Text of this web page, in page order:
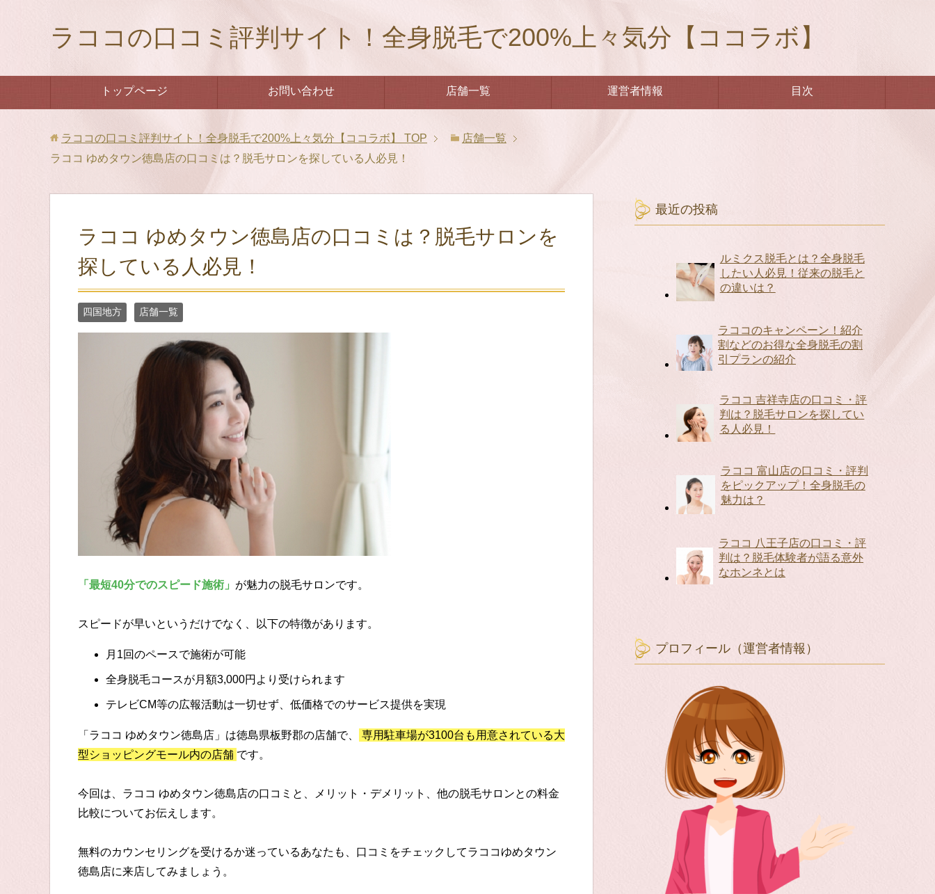
ラココの口コミ評判サイト！全身脱毛で200%上々気分【ココラボ】
トップページ お問い合わせ 店舗一覧 運営者情報 目次
ラココの口コミ評判サイト！全身脱毛で200%上々気分【ココラボ】 TOP
店舗一覧
ラココ ゆめタウン徳島店の口コミは？脱毛サロンを探している人必見！
ラココ ゆめタウン徳島店の口コミは？脱毛サロンを
探している人必見！
四国地方 店舗一覧
「最短40分でのスピード施術」 が魅力の脱毛サロンです。
スピードが早いというだけでなく、以下の特徴があります。
月1回のペースで施術が可能
全身脱毛コースが月額3,000円より受けられます
テレビCM等の広報活動は一切せず、低価格でのサービス提供を実現
「ラココ ゆめタウン徳島店」は徳島県板野郡の店舗で、
専用駐車場が3100台も用意されている大
型ショッピングモール内の店舗 です。
今回は、ラココ ゆめタウン徳島店の口コミと、メリット・デメリット、他の脱毛サロンとの料金
比較についてお伝えします。
無料のカウンセリングを受けるか迷っているあなたも、口コミをチェックしてラココゆめタウン
徳島店に来店してみましょう。
最近の投稿
ルミクス脱毛とは？全身脱毛
したい人必見！従来の脱毛と
の違いは？
ラココのキャンペーン！紹介
割などのお得な全身脱毛の割
引プランの紹介
ラココ 吉祥寺店の口コミ・評
判は？脱毛サロンを探してい
る人必見！
ラココ 富山店の口コミ・評判
をピックアップ！全身脱毛の
魅力は？
ラココ 八王子店の口コミ・評
判は？脱毛体験者が語る意外
なホンネとは
プロフィール（運営者情報）